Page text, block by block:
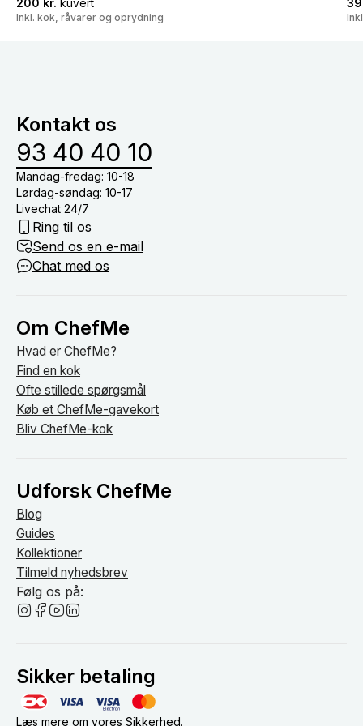
200 kr. kuvert
Inkl. kok, råvarer og oprydning
Kontakt os
93 40 40 10
Mandag-fredag: 10-18
Lørdag-søndag: 10-17
Livechat 24/7
Ring til os
Send os en e-mail
Chat med os
Om ChefMe
Hvad er ChefMe?
Find en kok
Ofte stillede spørgsmål
Køb et ChefMe-gavekort
Bliv ChefMe-kok
Udforsk ChefMe
Blog
Guides
Kollektioner
Tilmeld nyhedsbrev
Følg os på:
Sikker betaling
Læs mere om vores Sikkerhed.